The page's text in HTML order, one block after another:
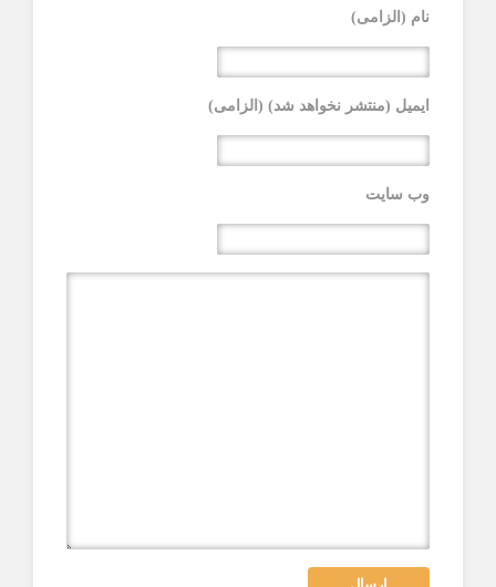
نام (الزامی)
ایمیل (منتشر نخواهد شد) (الزامی)
وب سایت